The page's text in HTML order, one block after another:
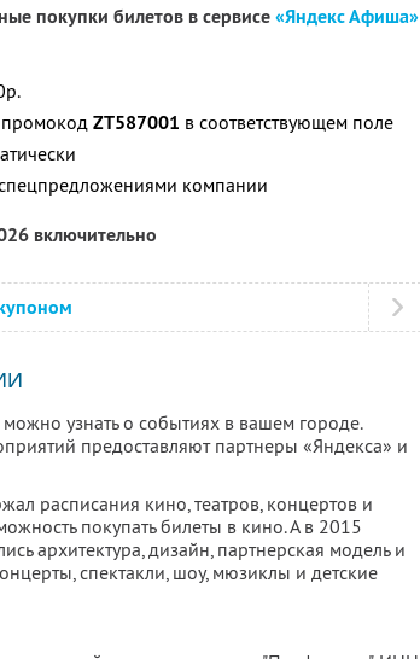
покупки билетов в сервисе«Яндекс Афиша»
промокодZT587001 в соответствующем поле
компании
включительно
узнать о событиях в вашем городе.
предоставляют партнеры «Яндекса» и
расписания кино, театров, концертов и
покупать билеты в кино. А в 2015
архитектура, дизайн, партнерская модель и
спектакли, шоу, мюзиклы и детские